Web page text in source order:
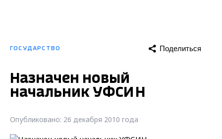
ГОСУДАРСТВО Поделиться
Назначен новый
начальник УФСИН
Опубликовано: 26 декабря 2010 года